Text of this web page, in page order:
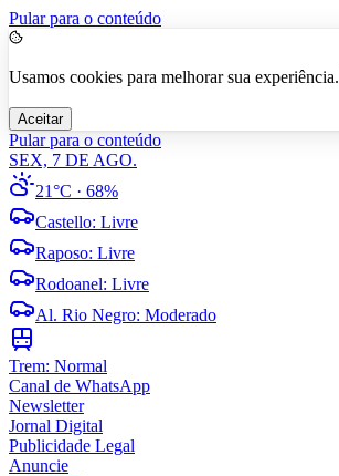
Pular para o conteúdo
Usamos cookies para melhorar sua experiência.
Aceitar
Pular para o conteúdo
SEX, 7 DE AGO.
21°C · 68%
Castello: Livre
Raposo: Livre
Rodoanel: Livre
Al. Rio Negro: Moderado
Trem: Normal
Canal de WhatsApp
Newsletter
Jornal Digital
Publicidade Legal
Anuncie